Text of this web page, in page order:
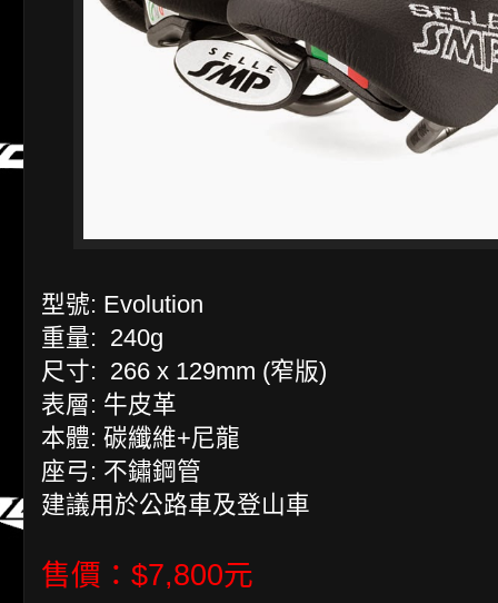
型號: Evolution
重量: 240g
尺寸: 266 x 129mm (窄版)
表層: 牛皮革
本體: 碳纖維+尼龍
座弓: 不鏽鋼管
建議用於公路車及登山車
售價：$7,800元